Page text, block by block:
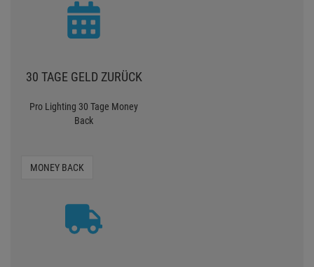
30 TAGE GELD ZURÜCK
Pro Lighting 30 Tage Money
Back
MONEY BACK